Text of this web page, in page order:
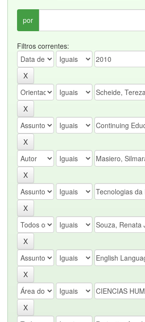
por
Filtros correntes: